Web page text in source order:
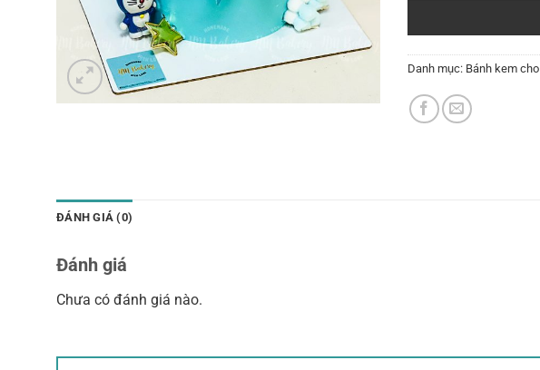
Danh mục: Bánh kem
ĐÁNH GIÁ (0)
Đánh giá
Chưa có đánh giá nào.